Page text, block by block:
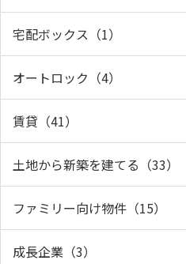
宅配ボックス（1）
オートロック（4）
賃貸（41）
土地から新築を建てる（33）
ファミリー向け物件（15）
成長企業（3）